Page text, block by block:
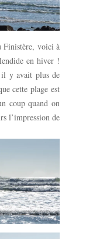
Finistère, voici à
en hiver !
y avait plus de
cette plage est
coup quand on
l’impression de